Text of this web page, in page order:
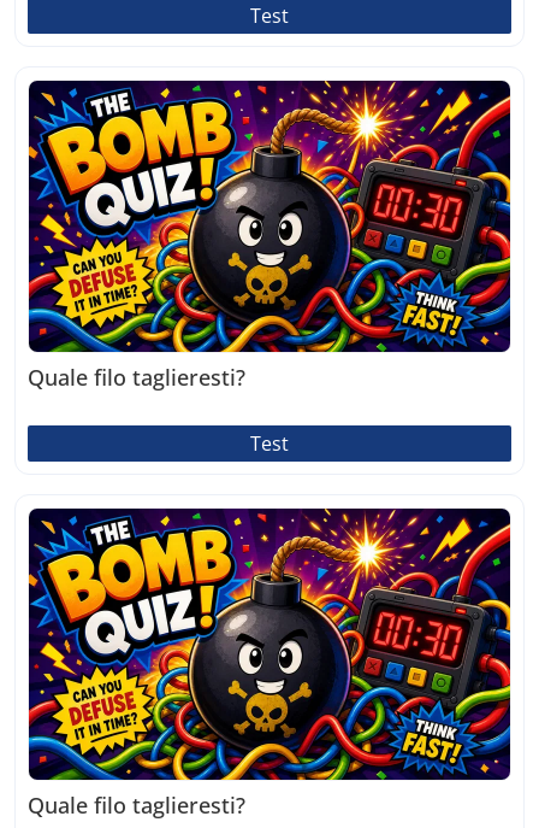
Test
Quale filo taglieresti?
Test
Quale filo taglieresti?